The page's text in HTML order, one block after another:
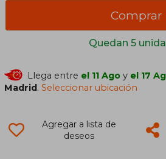
Quedan 5
Comprar
Llega entre el 11 Ago y el 17
Madrid .Seleccionar ubicación
Agregar a lista de
deseos